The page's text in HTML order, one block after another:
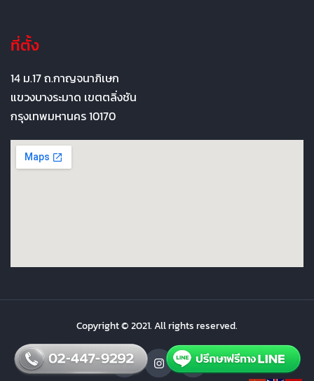
ที่ตั้ง
14 ม.17 ถ.กาญจนาภิเษก
แขวงบางระมาด เขตตลิ่งชัน
กรุงเทพมหานคร 10170
Copyright © 2021. All rights reserved.